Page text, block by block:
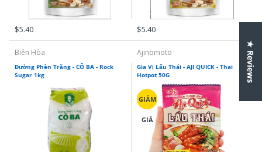
$5.40 $5.40
Biên Hòa
Đường Phèn Trắng - CÔ BA - Rock
Sugar 1kg
Ajinomoto
Gia Vị Lẩu Thái - AJI QUICK - Thai
Hotpot 50G
GIẢM
GIÁ
★ Reviews